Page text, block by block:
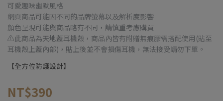
可愛趣味幽默風格
網頁商品可能因不同的品牌螢幕以及解析度影響
顏色呈現可能與商品略有不同，請慎重考慮購買
⚠️此商品為天地蓋耳機殼，商品內皆有附贈無痕膠需搭配使用(貼至
耳機殼上蓋內部)，貼上後並不會損傷耳機，無法接受請勿下單。
【全方位防護設計】
NT$390